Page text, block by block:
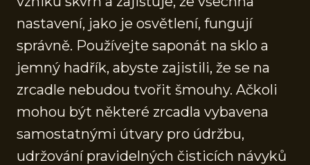
nastavení, jako je osvětlení, fungují
správně. Používejte saponát na sklo a
jemný hadřík, abyste zajistili, že se na
zrcadle nebudou tvořit šmouhy. Ačkoli
mohou být některé zrcadla vybavena
samostatnými útvary pro údržbu,
udržování pravidelných čisticích návyků